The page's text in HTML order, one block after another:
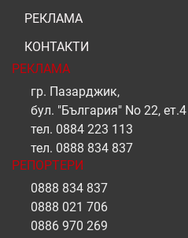
РЕКЛАМА
КОНТАКТИ
РЕКЛАМА
гр. Пазарджик,
бул. "България" No 22, ет.4
тел. 0884 223 113
тел. 0888 834 837
РЕПОРТЕРИ
0888 834 837
0888 021 706
0886 970 269